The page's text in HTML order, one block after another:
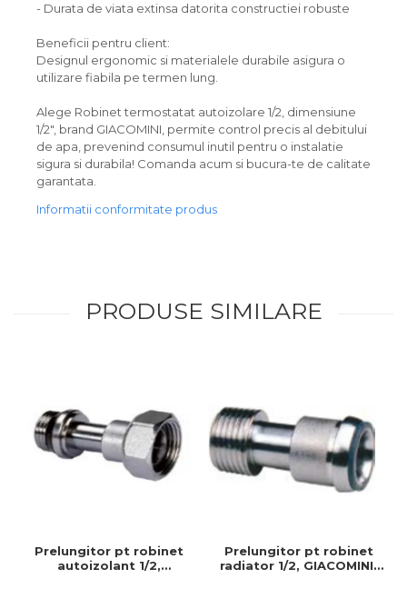
- Durata de viata extinsa datorita constructiei robuste
Beneficii pentru client:
Designul ergonomic si materialele durabile asigura o
utilizare fiabila pe termen lung.
Alege Robinet termostatat autoizolare 1/2, dimensiune
1/2", brand GIACOMINI, permite control precis al debitului
de apa, prevenind consumul inutil pentru o instalatie
sigura si durabila! Comanda acum si bucura-te de calitate
garantata.
Informatii conformitate produs
PRODUSE SIMILARE
Prelungitor pt robinet
autoizolant 1/2,
Prelungitor pt robinet
radiator 1/2, GIACOMINI,